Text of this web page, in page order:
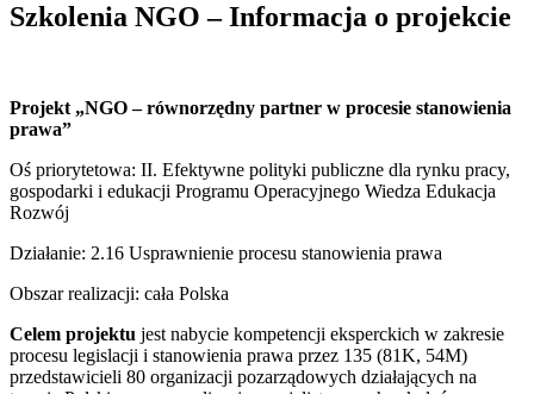
Szkolenia NGO – Informacja o projekcie
Projekt „NGO – równorzędny partner w procesie stanowienia
prawa”
Oś priorytetowa: II. Efektywne polityki publiczne dla rynku pracy,
gospodarki i edukacji Programu Operacyjnego Wiedza Edukacja
Rozwój
Działanie: 2.16 Usprawnienie procesu stanowienia prawa
Obszar realizacji: cała Polska
Celem projektu jest nabycie kompetencji eksperckich w zakresie
procesu legislacji i stanowienia prawa przez 135 (81K, 54M)
przedstawicieli 80 organizacji pozarządowych działających na